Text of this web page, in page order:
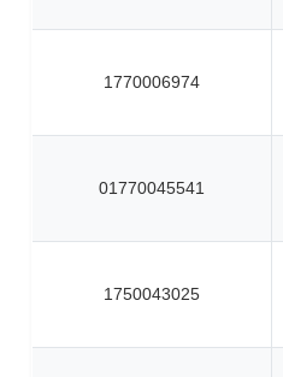
1770006974
01770045541
1750043025